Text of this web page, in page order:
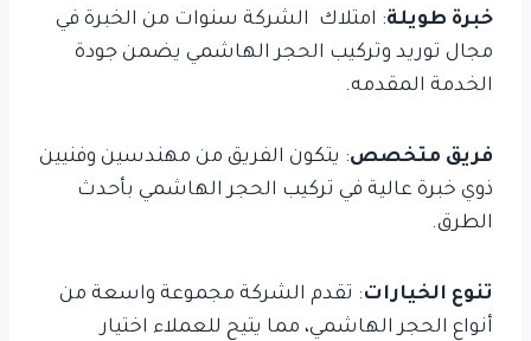
خبرة طويلة: امتلاك الشركة سنوات من الخبرة في
مجال توريد وتركيب الحجر الهاشمي يضمن جودة
الخدمة المقدمه.
فريق متخصص: يتكون الفريق من مهندسين وفنيين
ذوي خبرة عالية في تركيب الحجر الهاشمي بأحدث
الطرق.
تنوع الخيارات: تقدم الشركة مجموعة واسعة من
أنواع الحجر الهاشمي، مما يتيح للعملاء اختيار